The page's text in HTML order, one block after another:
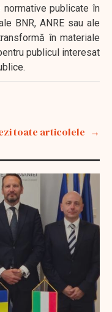
publicate în
BNR, ANRE sau ale
în materiale
publicul interesat
toate articolele